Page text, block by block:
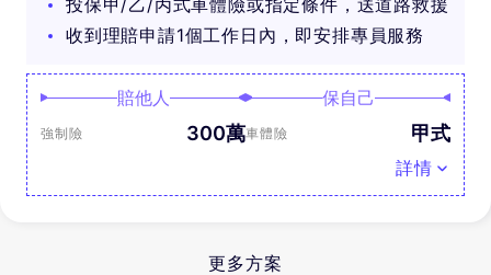
投保甲/乙/丙式車體險或指定條件，送道路救援
收到理賠申請1個工作日內，即安排專員服務
賠他人
強制險 300萬
保自己
車體險 甲式
詳情
更多方案